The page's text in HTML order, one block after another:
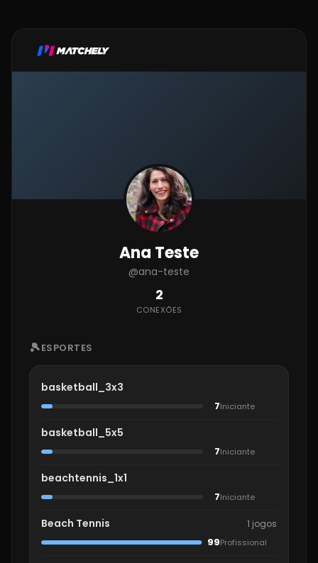
Ana Teste
@ana-teste
2
CONEXÕES
🎾ESPORTES
basketball_3x3
7Iniciante
basketball_5x5
7Iniciante
beachtennis_1x1
7Iniciante
Beach Tennis 1 jogos
99Profissional